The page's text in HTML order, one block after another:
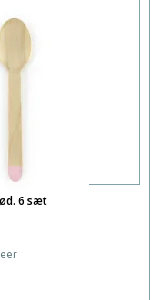
6 sæt